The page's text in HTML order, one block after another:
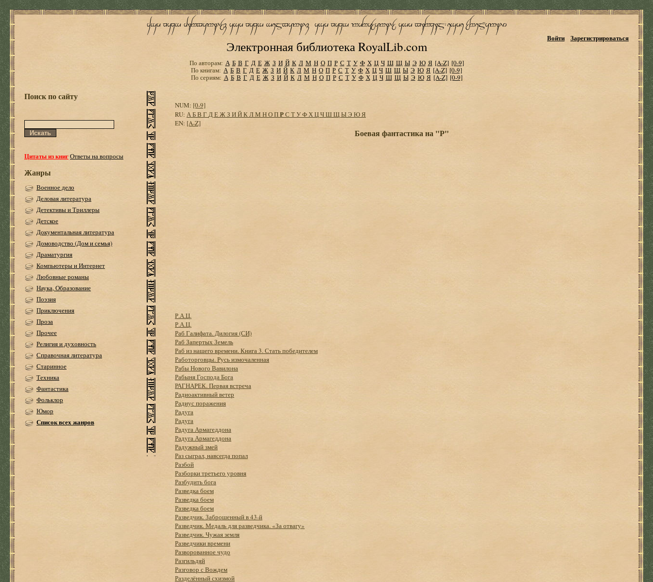
Электронная библиотека RoyalLib.com
Войти Зарегистрироваться
По авторам: А Б В Г Д Е Ж З И Й К Л М Н О П Р С Т У Ф Х Ц Ч Ш Щ Ы Э Ю Я [A-Z] [0-9]
По книгам: А Б В Г Д Е Ж З И Й К Л М Н О П Р С Т У Ф Х Ц Ч Ш Щ Ы Э Ю Я [A-Z] [0-9]
По сериям: А Б В Г Д Е Ж З И Й К Л М Н О П Р С Т У Ф Х Ц Ч Ш Щ Ы Э Ю Я [A-Z] [0-9]
Поиск по сайту
Цитаты из книгОтветы на вопросы
Жанры
Военное дело
Деловая литература
Детективы и Триллеры
Детское
Документальная литература
Домоводство (Дом и семья)
Драматургия
Компьютеры и Интернет
Любовные романы
Наука, Образование
Поэзия
Приключения
Проза
Прочее
Религия и духовность
Справочная литература
Старинное
Техника
Фантастика
Фольклор
Юмор
Список всех жанров
NUM: [0-9]
RU: АБВ Г ДЕЖЗ ИЙКЛМ НОПРС ТУФХЦЧШЩЫЭ ЮЯ
EN: [A-Z]
Боевая фантастика на "Р"
Р.А.Ц.
Р.А.Ц.
Раб Галифата. Дилогия (СИ)
Раб Запертых Земель
Раб из нашего времени. Книга 3. Стать победителем
Работорговцы. Русь измочаленная
Рабы Нового Вавилона
Рабыня Господа Бога
РАГНАРЕК. Первая встреча
Радиоактивный ветер
Радиус поражения
Радуга
Радуга
Радуга Армагеддона
Радуга Армагеддона
Радужный змей
Раз сыграл, навсегда попал
Разбой
Разборки третьего уровня
Разбудить бога
Разведка боем
Разведка боем
Разведка боем
Разведчик. Заброшенный в 43-й
Разведчик. Медаль для разведчика. «За отвагу»
Разведчик. Чужая земля
Разведчики времени
Разворованное чудо
Разгильдяй
Разговор с Вождем
Разделённый схизмой